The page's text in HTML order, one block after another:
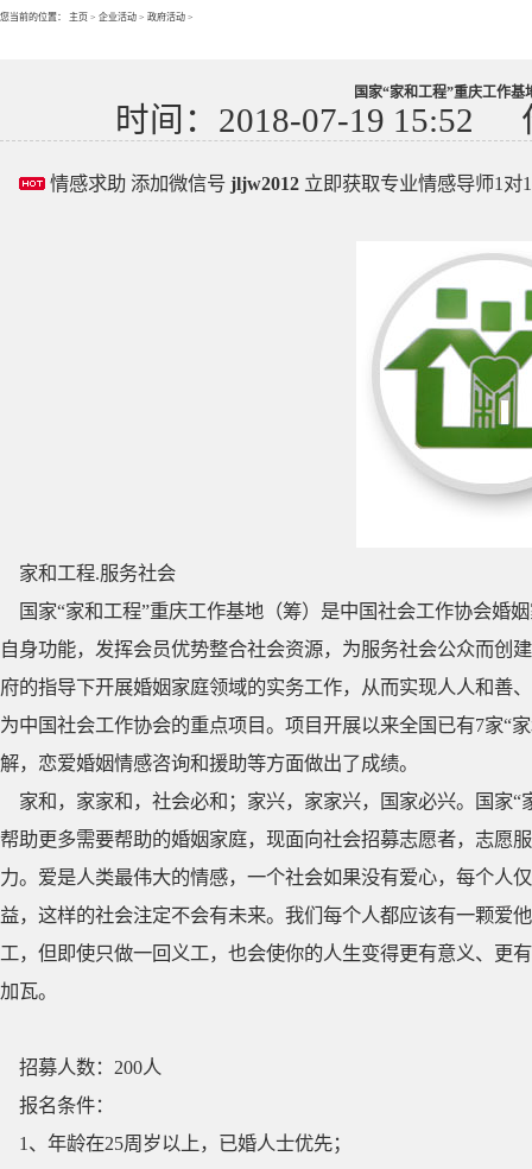
您当前的位置： 主页 > 企业活动 > 政府活动 >
国家“家和工程”重庆工作基
时间：2018-07-19 15:52
情感求助 添加微信号 jljw2012 立即获取专业情感导师1对
家和工程.服务社会
国家“家和工程”重庆工作基地（筹）是中国社会工作协会婚
自身功能，发挥会员优势整合社会资源，为服务社会公众而创
府的指导下开展婚姻家庭领域的实务工作，从而实现人人和善
为中国社会工作协会的重点项目。项目开展以来全国已有7家“
解，恋爱婚姻情感咨询和援助等方面做出了成绩。
家和，家家和，社会必和；家兴，家家兴，国家必兴。国家
帮助更多需要帮助的婚姻家庭，现面向社会招募志愿者，志愿
力。爱是人类最伟大的情感，一个社会如果没有爱心，每个人
益，这样的社会注定不会有未来。我们每个人都应该有一颗爱
工，但即使只做一回义工，也会使你的人生变得更有意义、更
加瓦。
招募人数：200人
报名条件：
1、年龄在25周岁以上，已婚人士优先；